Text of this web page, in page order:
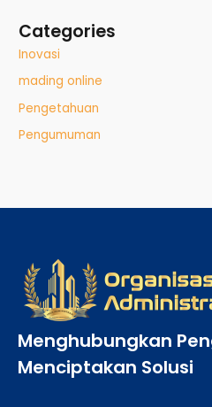
Categories
Inovasi
mading online
Pengetahuan
Pengumuman
Menghubungkan
Menciptakan Solusi